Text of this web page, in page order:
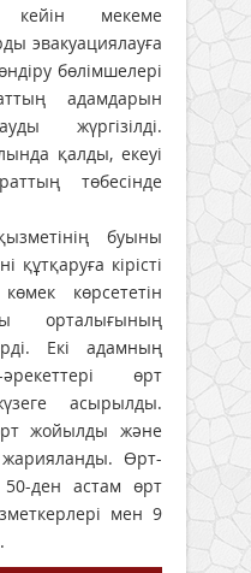
кейін мекеме
эвакуациялауға
бөлімшелері
адамдарын
жүргізілді.
қалды, екеуі
төбесінде
буыны
құтқаруға кірісті
көрсететін
орталығының
Екі адамның
өрт
асырылды.
жойылды және
Өрт-
50-ден астам өрт
мен 9